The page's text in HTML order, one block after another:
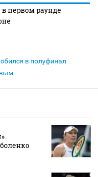
первом раунде
в полуфинал